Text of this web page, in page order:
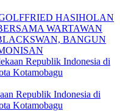
HASIHOLAN
WARTAWAN
BANGUN
Republik Indonesia di
Kotamobagu